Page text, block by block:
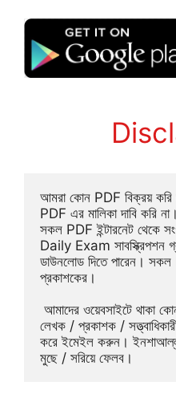
আমরা কোন PDF বিক্রয় করি
PDF এর মালিকা দাবি করি
সকল PDF ইন্টারনেট থেকে
Daily Exam সাবস্ক্রিপশন
ডাউনলোড দিতে পারেন।
প্রকাশকের।
লেখক / প্রকাশক /
করে ইমেইল করুন।
মুছে / সরিয়ে ফেলব।